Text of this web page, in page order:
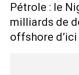
Pétrole : le
milliards de
offshore d’ici